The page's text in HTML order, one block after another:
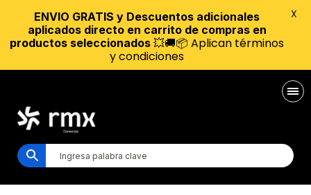
ENVIO GRATIS y Descuentos adicionales
aplicados directo en carrito de compras en
productos seleccionados 💥🚚📦 Aplican términos
y condiciones
X